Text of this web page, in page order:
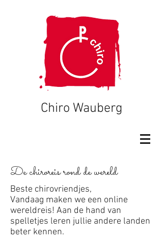
Chiro Wauberg
De chiroreis rond de wereld
Beste chirovriendjes,
Vandaag maken we een online
wereldreis! Aan de hand van
spelletjes leren jullie andere landen
beter kennen.